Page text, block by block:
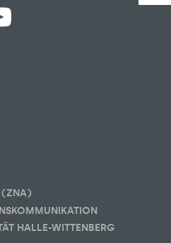
(ZNA)
HALLE-WITTENBERG